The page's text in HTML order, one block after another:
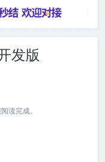
发版
读完成。